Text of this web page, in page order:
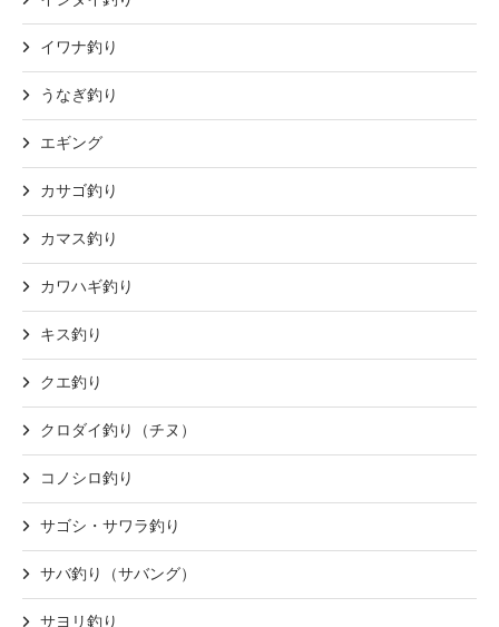
イワナ釣り
うなぎ釣り
エギング
カサゴ釣り
カマス釣り
カワハギ釣り
キス釣り
クエ釣り
クロダイ釣り（チヌ）
コノシロ釣り
サゴシ・サワラ釣り
サバ釣り（サバング）
サヨリ釣り